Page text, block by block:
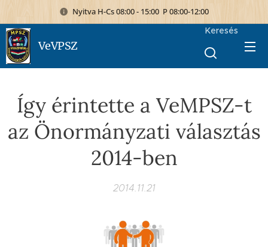
Nyitva H-Cs 08:00 - 15:00 P 08:00-12:00
VeVPSZ
Keresés
Így érintette a VeMPSZ-t
az Önormányzati választás
2014-ben
2014.11.21